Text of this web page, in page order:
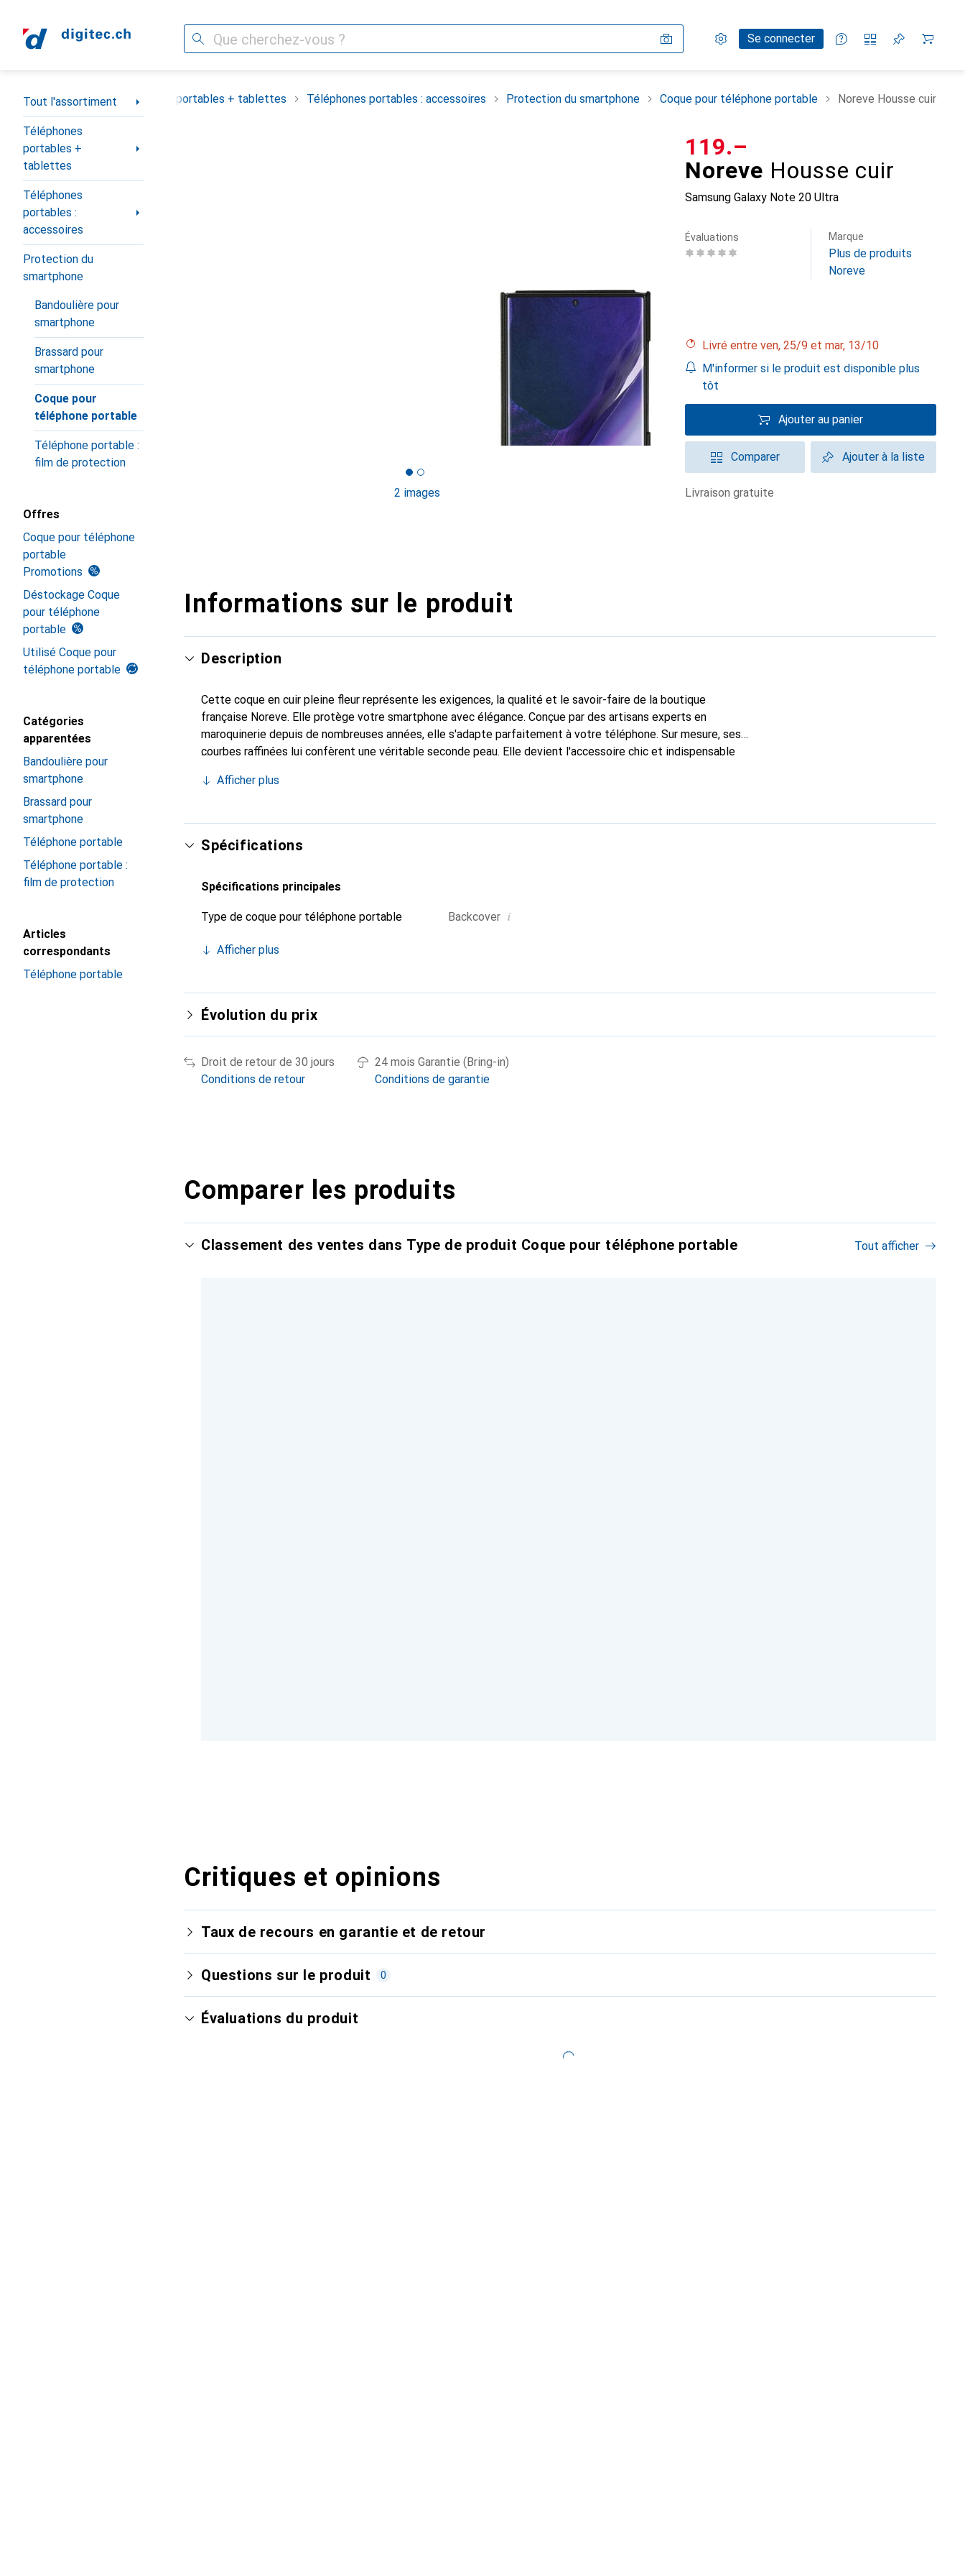
Recherche Paramètres
Compte clientSe connecter
Listes de comparaison
Listes d'envies
Panier
Navigation par catégorie
Tout l'assortiment
Téléphones
portables +
tablettes
Téléphones
portables :
accessoires
Protection du
smartphone
Bandoulière pour
smartphone
Brassard pour
smartphone
Coque pour
téléphone portable
Téléphone portable :
film de protection
Offres
Coque pour téléphone
portable
Promotions
Déstockage Coque
pour téléphone
portable
Utilisé Coque pour
téléphone portable
Catégories
apparentées
Bandoulière pour
smartphone
Brassard pour
smartphone
Téléphone portable
Téléphone portable :
film de protection
Articles
correspondants
Téléphone portable
Tout l'assortiment Téléphones portables + tablettes Téléphones portables : accessoires Protection du smartphone Coque pour téléphone portable Noreve Housse cuir
2 images
Noreve Housse cuir
Samsung Galaxy Note 20 Ultra
CHF
119.–
Évaluations Marque
Plus de produits
Noreve
Livré entre ven, 25/9 et mar, 13/10
M'informer si le produit est disponible plus
tôt
Ajouter au panier
Comparer Ajouter à la liste
livraison gratuite
Informations sur le produit
Description
Cette coque en cuir pleine fleur représente les exigences, la qualité et le savoir-faire de la boutique
française Noreve. Elle protège votre smartphone avec élégance. Conçue par des artisans experts en
maroquinerie depuis de nombreuses années, elle s'adapte parfaitement à votre téléphone. Sur mesure, ses
courbes raffinées lui confèrent une véritable seconde peau. Elle devient l'accessoire chic et indispensable
est un choix sûr pour une clientèle exigeante.
Afficher plus
Spécifications
Spécifications principales
Type de coque pour téléphone portable Backcover i
Afficher plus
Évolution du prix
Droit de retour de 30 jours
Conditions de retour
24 mois Garantie (Bring-in)
Conditions de garantie
Comparer les produits
Classement des ventes dans Type de produit Coque pour téléphone portable Tout afficher
Critiques et opinions
Taux de recours en garantie et de retour
Questions sur le produit 0
Évaluations du produit